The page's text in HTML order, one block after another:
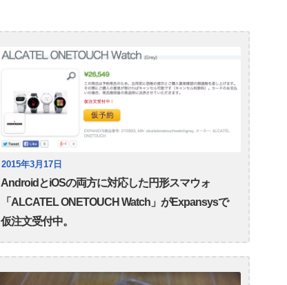
2015年3月17日
AndroidとiOSの両方に対応した円形スマウォ
「ALCATEL ONETOUCH Watch」がExpansysで
仮注文受付中。